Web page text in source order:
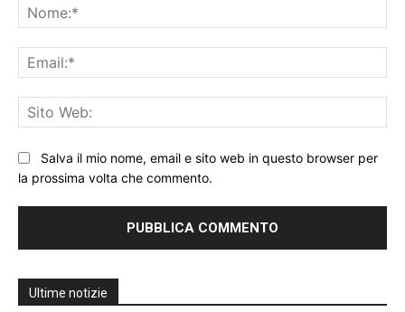
Salva il mio nome, email e sito web in questo browser per
la prossima volta che commento.
Ultime notizie